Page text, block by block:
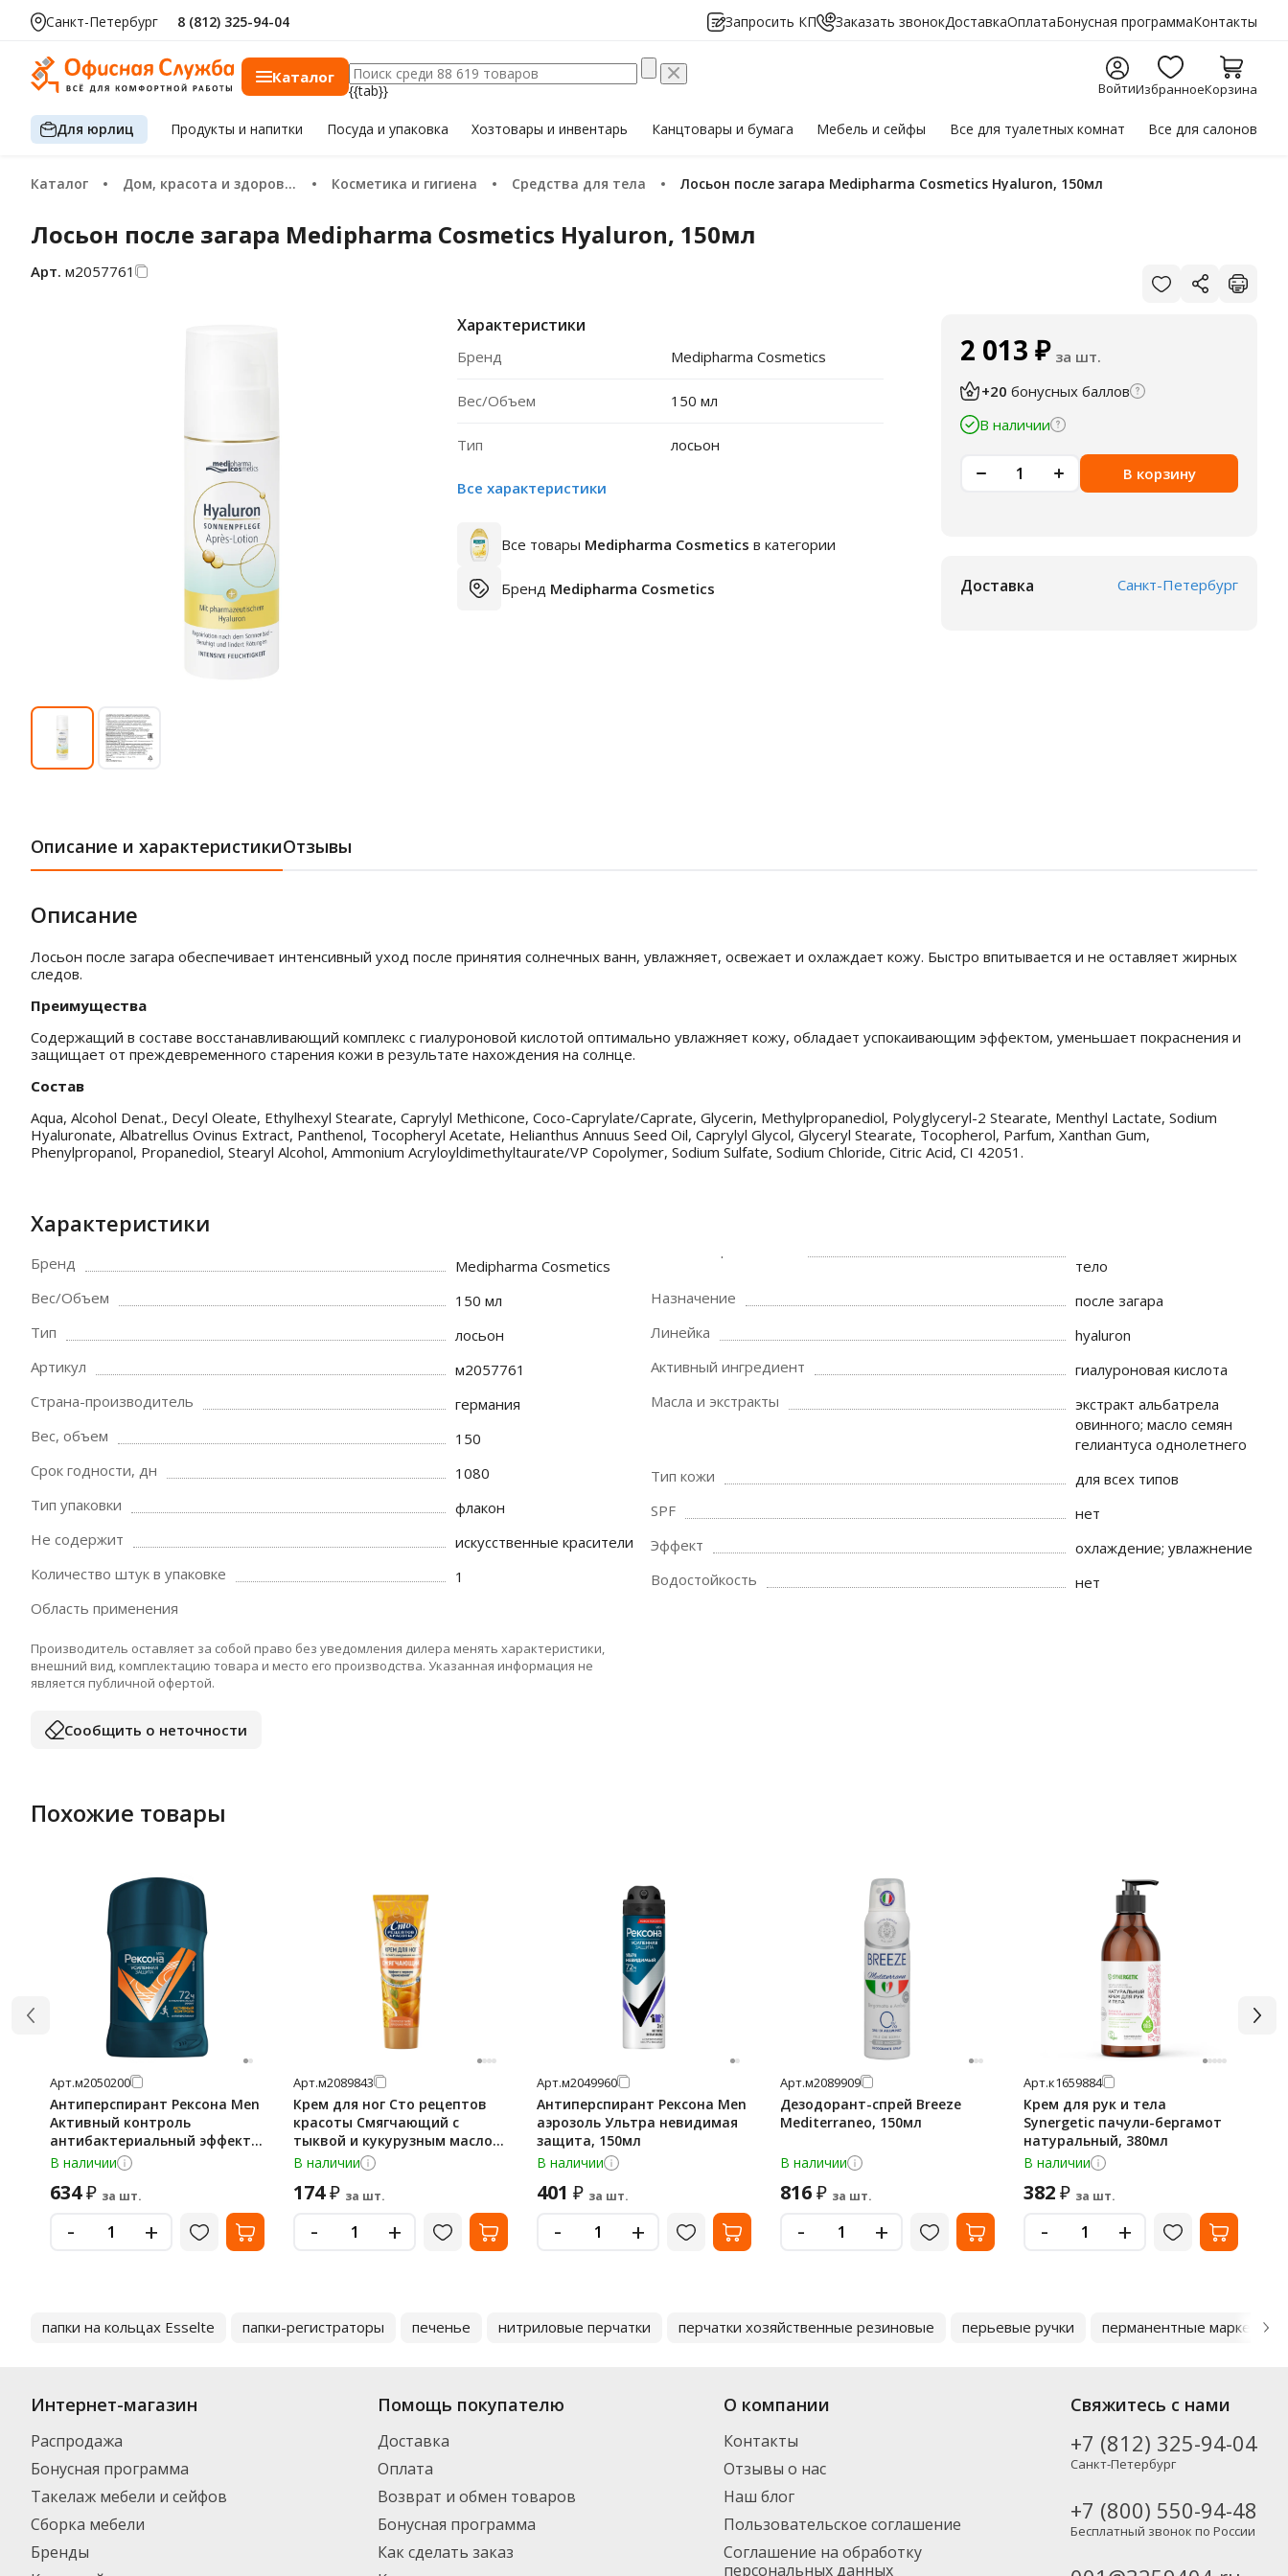
Санкт-Петербург 8 (812) 325-94-04 Запросить КП Заказать звонокДоставкаОплатаБонусная программаКонтакты
Каталог
{{tab}} ВойтиИзбранноеКорзина
Для юрлиц Продуктыи напитки Посуда и упаковка Хозтоварыи инвентарь Канцтовары и бумага Мебельи сейфы Все для туалетных комнат Все для салонов
Каталог Дом, красота и здоровье Косметика и гигиена Средства для тела Лосьон после загара Medipharma Cosmetics Hyaluron, 150мл
Лосьон после загара Medipharma Cosmetics Hyaluron, 150мл
Арт. м2057761
Характеристики
Бренд Medipharma Cosmetics
Вес/Объем 150 мл
Тип лосьон
Все характеристики
Все товары Medipharma Cosmetics в категории
Бренд Medipharma Cosmetics
2 013 ₽ за шт.
+20 бонусных баллов
В наличии
В корзину
Доставка Санкт-Петербург
Описание и характеристикиОтзывы
Описание
Лосьон после загара обеспечивает интенсивный уход после принятия солнечных ванн, увлажняет, освежает и охлаждает кожу. Быстро впитывается и не оставляет жирных
следов.
Преимущества
Содержащий в составе восстанавливающий комплекс с гиалуроновой кислотой оптимально увлажняет кожу, обладает успокаивающим эффектом, уменьшает покраснения и
защищает от преждевременного старения кожи в результате нахождения на солнце.
Состав
Aqua, Alcohol Denat., Decyl Oleate, Ethylhexyl Stearate, Caprylyl Methicone, Coco-Caprylate/Caprate, Glycerin, Methylpropanediol, Polyglyceryl-2 Stearate, Menthyl Lactate, Sodium
Hyaluronate, Albatrellus Ovinus Extract, Panthenol, Tocopheryl Acetate, Helianthus Annuus Seed Oil, Caprylyl Glycol, Glyceryl Stearate, Tocopherol, Parfum, Xanthan Gum,
Phenylpropanol, Propanediol, Stearyl Alcohol, Ammonium Acryloyldimethyltaurate/VP Copolymer, Sodium Sulfate, Sodium Chloride, Citric Acid, CI 42051.
Характеристики
Бренд
Medipharma Cosmetics
Вес/Объем
150 мл
Тип
лосьон
Артикул
м2057761
Страна-производитель
германия
Вес, объем
150
Срок годности, дн
1080
Тип упаковки
флакон
Не содержит
искусственные красители
Количество штук в упаковке
1
Область применения
тело
Назначение
после загара
Линейка
hyaluron
Активный ингредиент
гиалуроновая кислота
Масла и экстракты
экстракт альбатрела
овинного; масло семян
гелиантуса однолетнего
Тип кожи
для всех типов
SPF
нет
Эффект
охлаждение; увлажнение
Водостойкость
нет
Производитель оставляет за собой право без уведомления дилера менять характеристики,
внешний вид, комплектацию товара и место его производства. Указанная информация не
является публичной офертой.
Сообщить о неточности
Похожие товары
Арт.м2050200
Антиперспирант Рексона Men
Активный контроль
антибактериальный эффект
карандаш, 50мл
В наличии
634₽ за шт.
- +
Арт.м2089843
Крем для ног Сто рецептов
красоты Смягчающий с
тыквой и кукурузным маслом,
80г
В наличии
174₽ за шт.
- +
Арт.м2049960
Антиперспирант Рексона Men
аэрозоль Ультра невидимая
защита, 150мл
В наличии
401 ₽ за шт.
- +
Арт.м2089909
Дезодорант-спрей Breeze
Mediterraneo, 150мл
В наличии
816₽ за шт.
- +
Арт.к1659884
Крем для рук и тела
Synergetic пачули-бергамот
натуральный, 380мл
В наличии
382₽ за шт.
- +
папки на кольцах Esselte папки-регистраторы печенье нитриловые перчатки перчатки хозяйственные резиновые перьевые ручки перманентные маркеры
Интернет-магазин
Распродажа
Бонусная программа
Такелаж мебели и сейфов
Сборка мебели
Бренды
Помощь покупателю
Доставка
Оплата
Возврат и обмен товаров
Бонусная программа
Как сделать заказ
О компании
Контакты
Отзывы о нас
Наш блог
Пользовательское соглашение
Соглашение на обработку
персональных данных
Свяжитесь с нами
+7 (812) 325-94-04
Санкт-Петербург
+7 (800) 550-94-48
Бесплатный звонок по России